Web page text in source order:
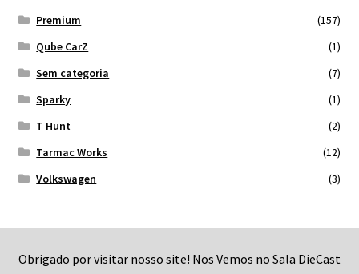
Premium
(157)
Qube CarZ
(1)
Sem categoria
(7)
Sparky
(1)
T Hunt
(2)
Tarmac Works
(12)
Volkswagen
(3)
Obrigado por visitar nosso site! Nos Vemos no Sala DieCast